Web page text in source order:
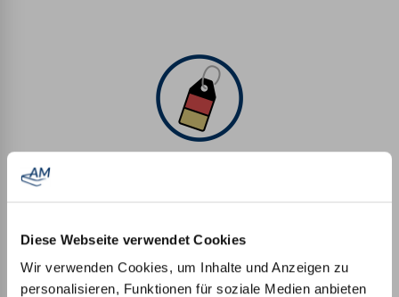
Diese Webseite verwendet Cookies
Wir verwenden Cookies, um Inhalte und Anzeigen zu
personalisieren, Funktionen für soziale Medien anbieten
Made in Germany
Unsere Matratzen werden komplett in Deutschland
und nicht nur über den Matratzenkern gezogen.